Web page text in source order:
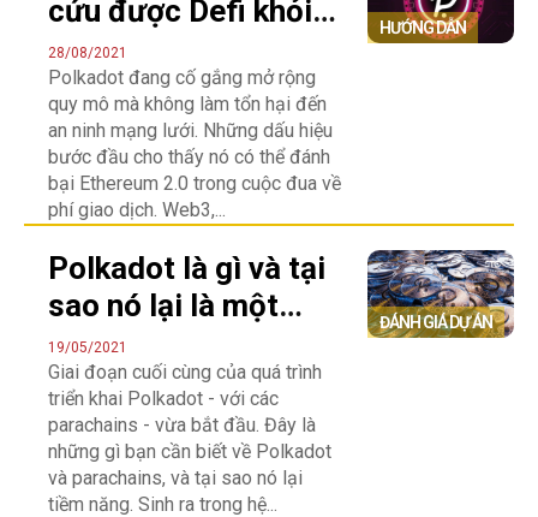
HƯỚNG DẪN
cứu được Defi khỏi
vấn đề của
Ethereum?
28/08/2021
Polkadot đang cố gắng mở rộng
quy mô mà không làm tổn hại đến
an ninh mạng lưới. Những dấu hiệu
bước đầu cho thấy nó có thể đánh
bại Ethereum 2.0 trong cuộc đua về
phí giao dịch. Web3,...
ĐÁNH GIÁ DỰ ÁN
Polkadot là gì và tại
sao nó lại là một
trong những
blockchain hot nhất
hiện nay?
19/05/2021
Giai đoạn cuối cùng của quá trình
triển khai Polkadot - với các
parachains - vừa bắt đầu. Đây là
những gì bạn cần biết về Polkadot
và parachains, và tại sao nó lại
tiềm năng. Sinh ra trong hệ...